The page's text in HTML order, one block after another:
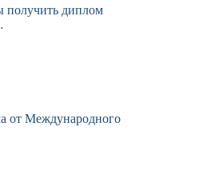
получить диплом
от Международного